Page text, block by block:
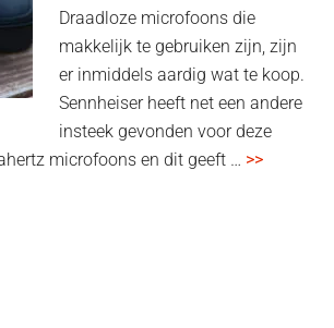
Draadloze microfoons die
makkelijk te gebruiken zijn, zijn
er inmiddels aardig wat te koop.
Sennheiser heeft net een andere
insteek gevonden voor deze
microfoons en dit geeft … >>